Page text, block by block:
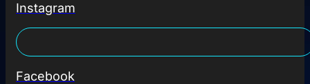
Instagram
Facebook